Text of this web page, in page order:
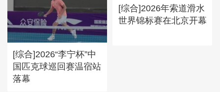
[综合]2026“李宁杯”中
国匹克球巡回赛温宿站
落幕
[综合]2026年索道滑水
世界锦标赛在北京开幕